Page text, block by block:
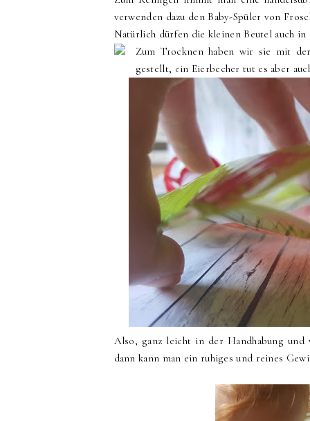
verwenden dazu den Baby-Spüler von
Natürlich dürfen die kleinen Beutel auch
Zum Trocknen haben wir sie mit
gestellt, ein Eierbecher tut es aber
Also, ganz leicht in der Handhabung
dann kann man ein ruhiges und reines